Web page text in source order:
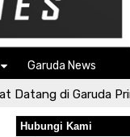
Garuda News
Datang di Garuda Print
Hubungi Kami